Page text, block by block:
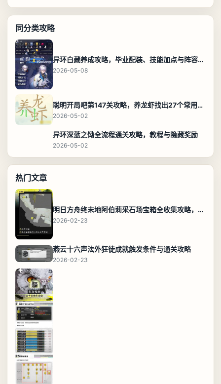
同分类攻略
异环白藏养成攻略，毕业配装、技能加点与阵容搭配保姆级解析
2026-05-08
聪明开局吧第147关攻略，养龙虾找出27个常用字通关答案
2026-05-02
异环深蓝之恸全流程通关攻略，教程与隐藏奖励
2026-05-02
热门文章
明日方舟终末地阿伯莉采石场宝箱全收集攻略，全点位分布图与路线
2026-02-23
燕云十六声法外狂徒成就触发条件与通关攻略
2026-02-23